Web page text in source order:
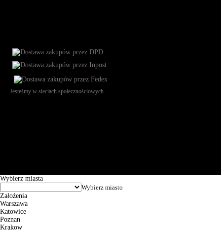
Jesteśmy w sieciach społecznościowych
Wybierz miasta
Założenia
Warszawa
Katowice
Poznan
Krakow